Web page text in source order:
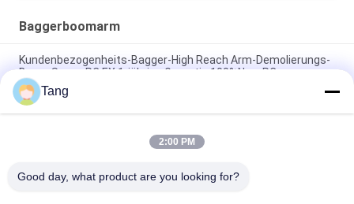
Baggerboomarm
Kundenbezogenheits-Bagger-High Reach Arm-Demolierungs-
Boom Soem-PC EX 1-jährige Garantie 100%New PC
Boom der Bau-Zubehör-langen Strecke für Stapel-treibende
Spundwand
Boom-Arm der Kundenbezogenheits-langen Strecke für
Tang
2:00 PM
Good day, what product are you looking for?